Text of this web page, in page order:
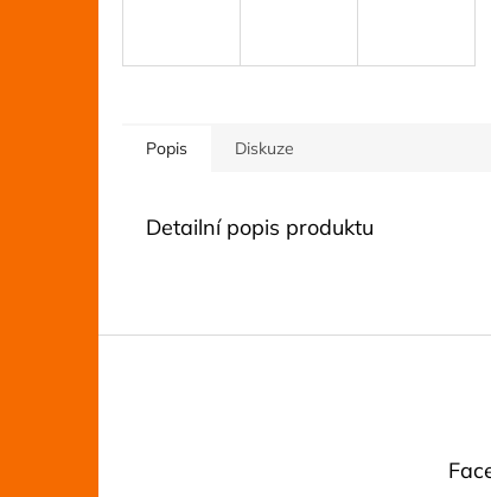
Popis Diskuze
Detailní popis produktu